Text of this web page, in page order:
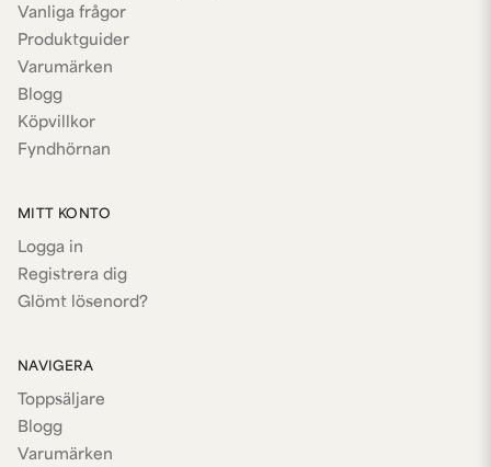
Vanliga frågor
Produktguider
Varumärken
Blogg
Köpvillkor
Fyndhörnan
MITT KONTO
Logga in
Registrera dig
Glömt lösenord?
NAVIGERA
Toppsäljare
Blogg
Varumärken